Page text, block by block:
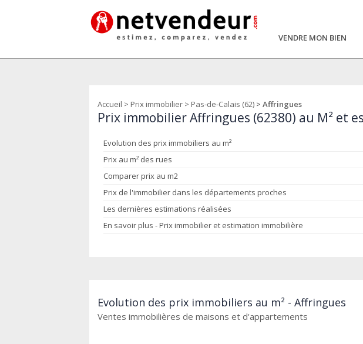
VENDRE MON BIEN
Accueil > Prix immobilier > Pas-de-Calais (62) > Affringues
Prix immobilier Affringues (62380) au M² et
Evolution des prix immobiliers au m²
Prix au m² des rues
Comparer prix au m2
Prix de l'immobilier dans les départements proches
Les dernières estimations réalisées
En savoir plus - Prix immobilier et estimation immobilière
Evolution des prix immobiliers au m² - Affringues
Ventes immobilières de maisons et d'appartements